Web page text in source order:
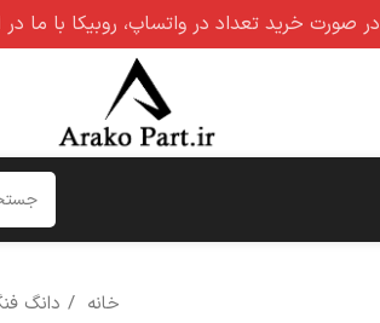
خانه دانگ
در صورت خرید تعداد در واتساپ، روبیکا با ما در